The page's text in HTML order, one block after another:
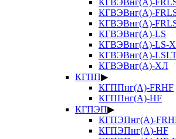
КГВЭВнг(А)-
КГВЭВнг(А)-
КГВЭВнг(А)-
КГВЭВнг(А)-LS
КГВЭВнг(А)-LS-
КГВЭВнг(А)-
КГВЭВнг(А)-ХЛ
КГПП▶
КГППнг(А)-FRHF
КГППнг(А)-HF
КГПЭП▶
КГПЭПнг(А)-
КГПЭПнг(А)-HF